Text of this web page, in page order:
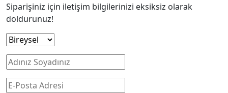
Siparişiniz için iletişim bilgilerinizi eksiksiz olarak
doldurunuz!